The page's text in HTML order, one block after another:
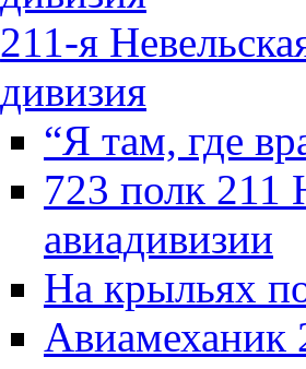
211-я
дивизия
“Я там, где
723 полк 211
авиадивизии
На крыльях